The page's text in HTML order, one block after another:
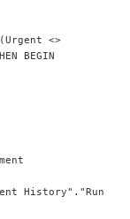
<>
BEGIN